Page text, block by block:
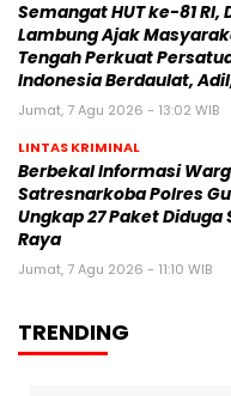
Semangat HUT ke-81 RI,
Lambung Ajak
Tengah Perkuat
Indonesia Berdaulat,
Jumat, 7 Agu 2026 - 13:02 WIB
LINTAS KRIMINAL
Berbekal Informasi
Satresnarkoba Polres
Ungkap 27 Paket Diduga
Raya
Jumat, 7 Agu 2026 - 11:10 WIB
TRENDING